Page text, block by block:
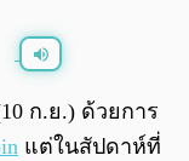
/
ก.ย.) ด้วยการ
แต่ในสัปดาห์ที่